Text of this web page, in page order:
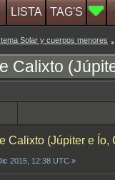
LISTA TAG'S
Solar y cuerpos menores
Calixto
Calixto (Júpiter e
2015, 12:38 UTC »